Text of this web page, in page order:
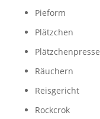
Pieform
Plätzchen
Plätzchenpresse
Räuchern
Reisgericht
Rockcrok